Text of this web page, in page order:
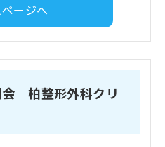
ージへ
柏整形外科クリ